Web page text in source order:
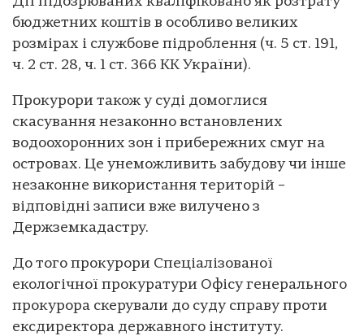
бюджетних коштів в особливо великих
розмірах і службове підроблення (ч. 5 ст. 191,
ч. 2 ст. 28, ч. 1 ст. 366 КК України).
Прокурори також у суді домоглися
скасування незаконно встановлених
водоохоронних зон і прибережних смуг на
островах. Це унеможливить забудову чи інше
незаконне використання територій –
відповідні записи вже вилучено з
Держземкадастру.
До того прокурори Спеціалізованої
екологічної прокуратури Офісу генерального
прокурора скерували до суду справу проти
ексдиректора державного інституту.